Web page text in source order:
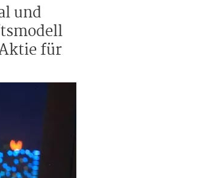
und
für